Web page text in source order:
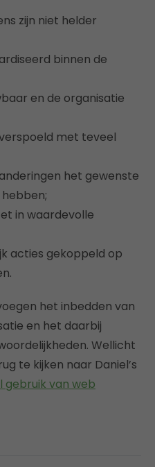
zijn niet helder
binnen de
en de organisatie
met teveel
het gewenste
in waardevolle
acties gekoppeld op
het inbedden van
en het daarbij
Wellicht
te kijken naar Daniel’s
gebruik van web